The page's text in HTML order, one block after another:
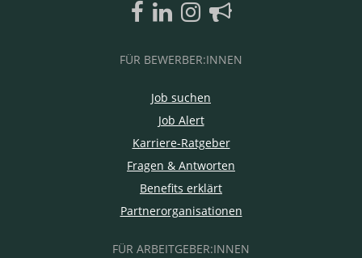
FÜR BEWERBER:INNEN
Job suchen
Job Alert
Karriere-Ratgeber
Fragen & Antworten
Benefits erklärt
Partnerorganisationen
FÜR ARBEITGEBER:INNEN